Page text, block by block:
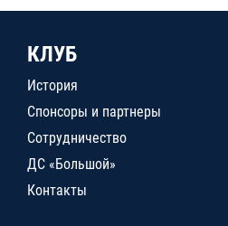
КЛУБ
История
Спонсоры и партнеры
Сотрудничество
ДС «Большой»
Контакты